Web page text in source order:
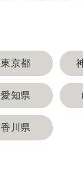
東京都
愛知県
香川県